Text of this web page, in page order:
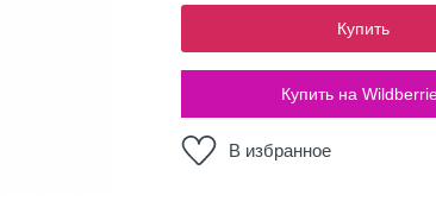
Купить
Купить на
В избранное